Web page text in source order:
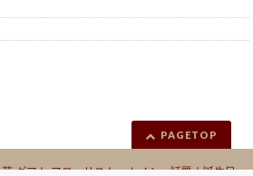
PAGETOP
花 ギフト フローリスト カノシェ話題｜誕生日